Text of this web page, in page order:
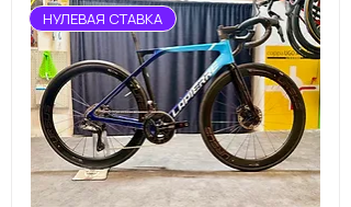
НУЛЕВАЯ СТАВКА